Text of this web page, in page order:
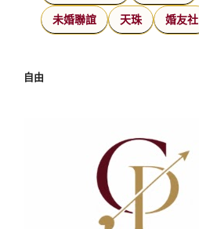
未婚聯誼 天珠 婚友社
自由